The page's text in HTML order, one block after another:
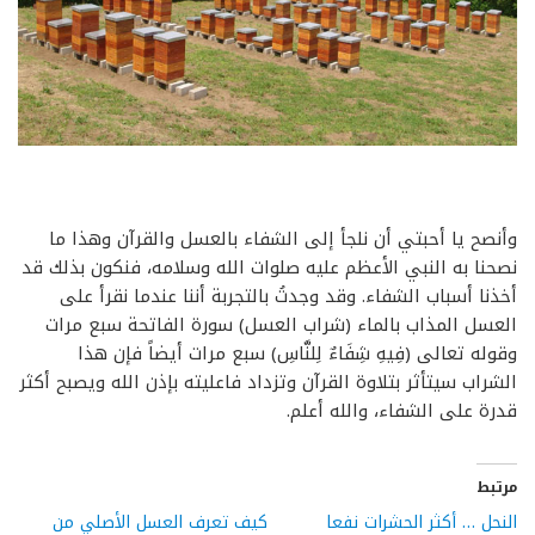
وأنصح يا أحبتي أن نلجأ إلى الشفاء بالعسل والقرآن وهذا ما
نصحنا به النبي الأعظم عليه صلوات الله وسلامه، فنكون بذلك قد
أخذنا أسباب الشفاء. وقد وجدتُ بالتجربة أننا عندما نقرأ على
العسل المذاب بالماء (شراب العسل) سورة الفاتحة سبع مرات
وقوله تعالى (فِيهِ شِفَاءٌ لِلنَّاسِ) سبع مرات أيضاً فإن هذا
الشراب سيتأثر بتلاوة القرآن وتزداد فاعليته بإذن الله ويصبح أكثر
قدرة على الشفاء، والله أعلم.
مرتبط
النحل … أكثر الحشرات نفعا كيف تعرف العسل الأصلي من